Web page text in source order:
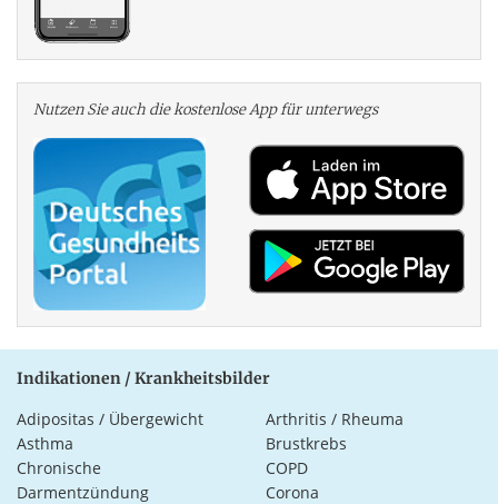
Nutzen Sie auch die kosten­lose App für unterwegs
Indikationen / Krankheitsbilder
Adipositas / Übergewicht
Arthritis / Rheuma
Asthma
Brustkrebs
Chronische
Darmentzündung
COPD
Corona